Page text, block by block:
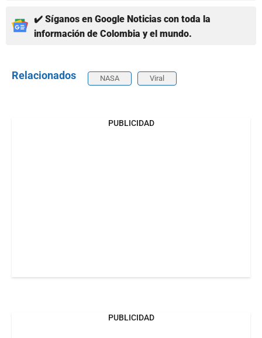
✔️ Síganos en Google Noticias con toda la
información de Colombia y el mundo.
Relacionados NASA Viral
PUBLICIDAD
PUBLICIDAD